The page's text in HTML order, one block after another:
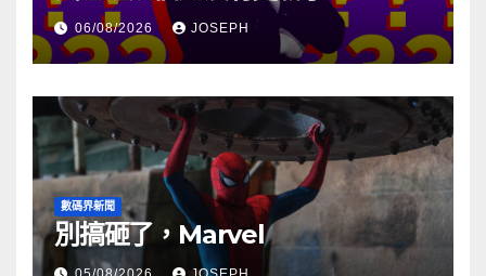
06/08/2026 JOSEPH
數碼界新聞
別搞砸了，Marvel